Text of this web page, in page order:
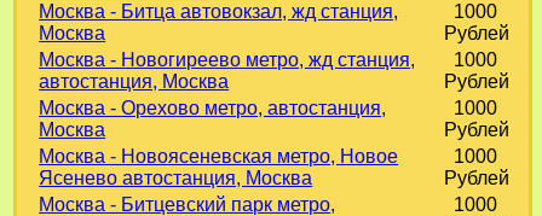
Москва - Битца автовокзал, жд станция,
Москва
1000
Рублей
Москва - Новогиреево метро, жд станция,
автостанция, Москва
1000
Рублей
Москва - Орехово метро, автостанция,
Москва
1000
Рублей
Москва - Новоясеневская метро, Новое
Ясенево автостанция, Москва
1000
Рублей
Москва - Битцевский парк метро,
1000